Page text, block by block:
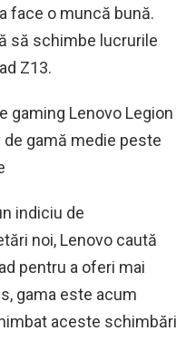
face o muncă bună.
să schimbe lucrurile
Z13.
gaming Lenovo Legion
gamă medie peste
indiciu de
noi, Lenovo caută
pentru a oferi mai
gama este acum
aceste schimbări